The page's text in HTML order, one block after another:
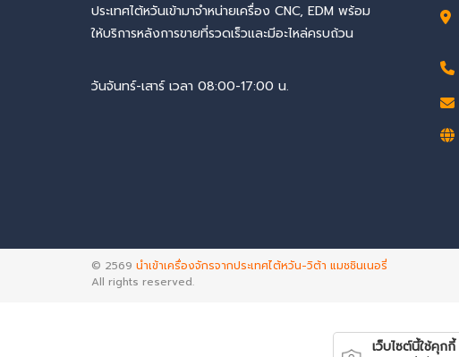
ประเทศไต้หวันเข้ามาจำหน่ายเครื่อง CNC, EDM พร้อม
ให้บริการหลังการขายที่รวดเร็วและมีอะไหล่ครบถ้วน
วันจันทร์-เสาร์ เวลา 08:00-17:00 น.
© 2569 นำเข้าเครื่องจักรจากประเทศไต้หวัน-วิต้า แมชชินเนอรี่
All rights reserved.
เว็บไซต์นี้ใช้คุกกี้